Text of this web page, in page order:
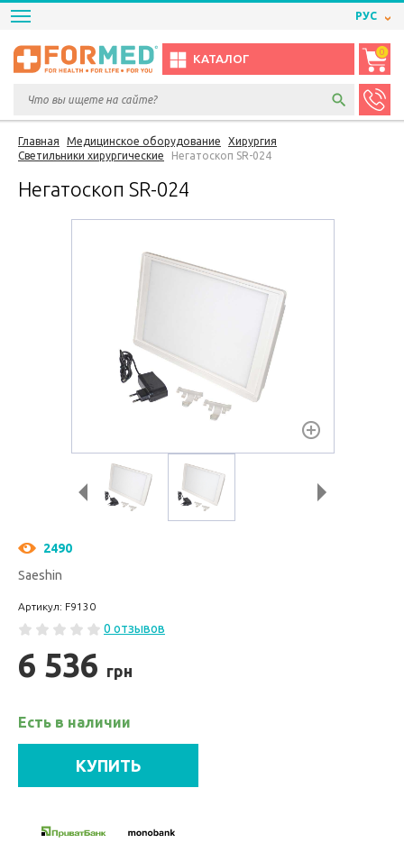
РУС
КАТАЛОГ
0
Главная Медицинское оборудование
Хирургия
Светильники хирургические
Негатоскоп SR-024
Негатоскоп SR-024
2490
Saeshin
Артикул: F9130
0 отзывов
6 536 грн
Есть в наличии
КУПИТЬ